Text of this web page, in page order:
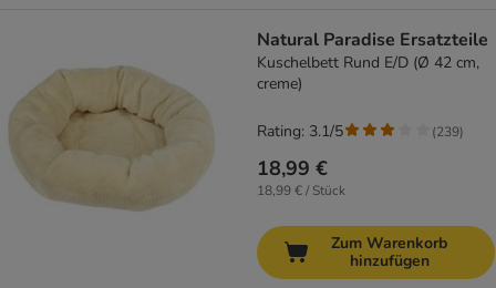
Natural Paradise Ersatzteile
Kuschelbett Rund E/D (Ø 42 cm,
creme)
18,99 €
18,99 € / Stück
Rating: 3.1/5 (239)
Zum Warenkorb
hinzufügen